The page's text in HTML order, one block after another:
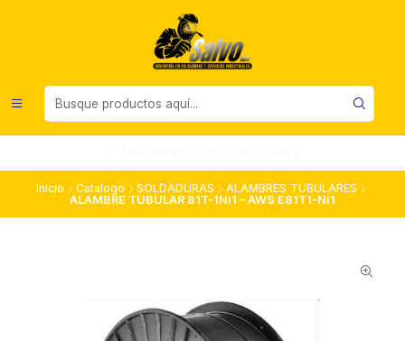
Inicio Catalogo SOLDADURAS
ALAMBRES TUBULARES
ALAMBRE TUBULAR 81T-1Ni1 – AWS E81T1-Ni1